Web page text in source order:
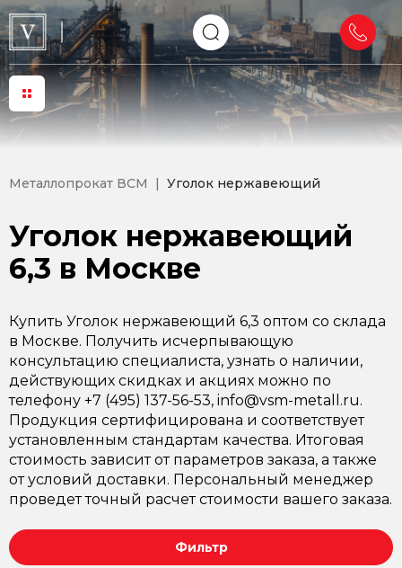
Металлопрокат ВСМ Уголок нержавеющий
Уголок нержавеющий
6,3 в Москве
Купить Уголок нержавеющий 6,3 оптом со склада
в Москве. Получить исчерпывающую
консультацию специалиста, узнать о наличии,
действующих скидках и акциях можно по
телефону +7 (495) 137-56-53, info@vsm-metall.ru.
Продукция сертифицирована и соответствует
установленным стандартам качества. Итоговая
стоимость зависит от параметров заказа, а также
от условий доставки. Персональный менеджер
проведет точный расчет стоимости вашего заказа.
Фильтр